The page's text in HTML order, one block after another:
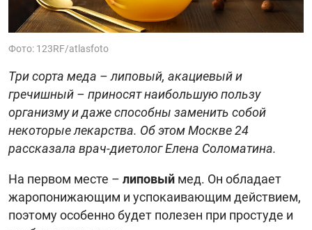
Фото: 123RF/atlasfoto
Три сорта меда – липовый, акациевый и
гречишный – приносят наибольшую пользу
организму и даже способны заменить собой
некоторые лекарства. Об этом Москве 24
рассказала врач-диетолог Елена Соломатина.
На первом месте – липовый мед. Он обладает
жаропонижающим и успокаивающим действием,
поэтому особенно будет полезен при простуде и